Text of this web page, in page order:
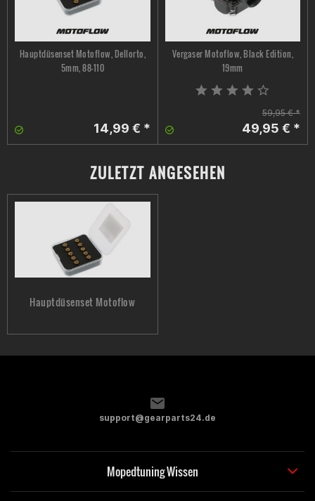
Hauptdüsenset Motoflow, Dellorto,
5mm, 88-110
14,99 € *
Vergaser Motoflow, Black Edition,
19mm
59,95 € *
49,95 € *
ZULETZT ANGESEHEN
Hauptdüsenset Motoflow
support@gearparts24.de
Mopedtuning Wissen